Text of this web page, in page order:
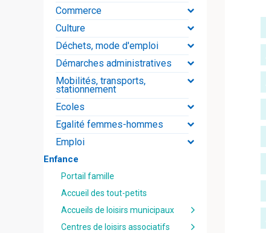
Commerce
Culture
Déchets, mode d'emploi
Démarches administratives
Mobilités, transports,
stationnement
Ecoles
Egalité femmes-hommes
Emploi
Enfance
Portail famille
Accueil des tout-petits
Accueils de loisirs municipaux
Centres de loisirs associatifs